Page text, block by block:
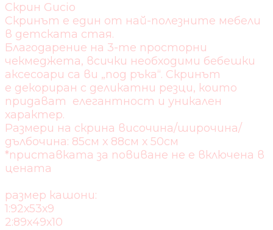
Скрин Gucio
Скринът е един от най-полезните мебели
в детската стая.
Благодарение на 3-те просторни
чекмеджета, всички необходими бебешки
аксесоари са ви „под ръка“. Скринът
е декориран с деликатни резци, които
придават елегантност и уникален
характер.
Размери на скрина височина/широчина/
дълбочина: 85см х 88см х 50см
*приставката за повиване не е включена в
цената
размер кашони:
1:92х53х9
2:89х49х10